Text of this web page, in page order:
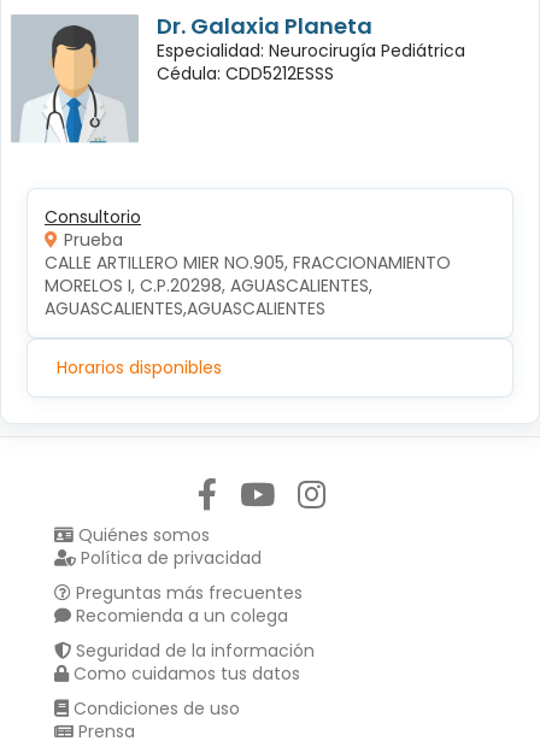
Dr. Galaxia Planeta
Especialidad: Neurocirugía Pediátrica
Cédula: CDD5212ESSS
Consultorio
Prueba
CALLE ARTILLERO MIER NO.905, FRACCIONAMIENTO
MORELOS I, C.P.20298, AGUASCALIENTES,
AGUASCALIENTES,AGUASCALIENTES
Horarios disponibles
Quiénes somos
Política de privacidad
Preguntas más frecuentes
Recomienda a un colega
Seguridad de la información
Como cuidamos tus datos
Condiciones de uso
Prensa